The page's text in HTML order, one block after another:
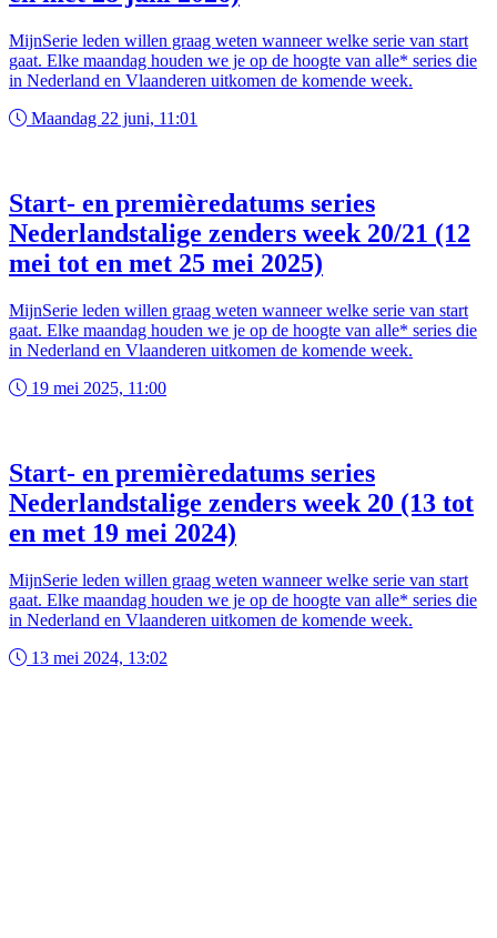
MijnSerie leden willen graag weten wanneer welke serie van start
gaat. Elke maandag houden we je op de hoogte van alle* series die
in Nederland en Vlaanderen uitkomen de komende week.
Maandag 22 juni, 11:01
Start- en premièredatums series
Nederlandstalige zenders week 20/21 (12
mei tot en met 25 mei 2025)
MijnSerie leden willen graag weten wanneer welke serie van start
gaat. Elke maandag houden we je op de hoogte van alle* series die
in Nederland en Vlaanderen uitkomen de komende week.
19 mei 2025, 11:00
Start- en premièredatums series
Nederlandstalige zenders week 20 (13 tot
en met 19 mei 2024)
MijnSerie leden willen graag weten wanneer welke serie van start
gaat. Elke maandag houden we je op de hoogte van alle* series die
in Nederland en Vlaanderen uitkomen de komende week.
13 mei 2024, 13:02